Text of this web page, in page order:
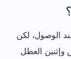
الوصول، لكن
العطل